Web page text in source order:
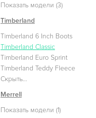
Показать модели (3)
Timberland
Timberland 6 Inch Boots
Timberland Classic
Timberland Euro Sprint
Timberland Teddy Fleece
Скрыть...
Merrell
Показать модели (1)